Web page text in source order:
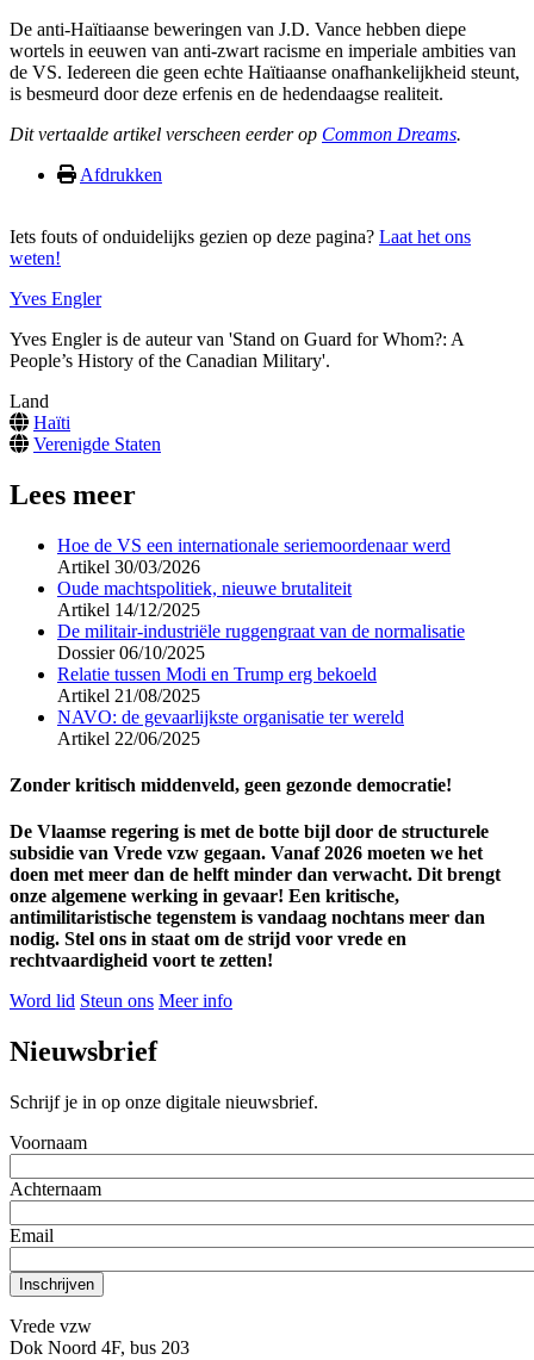
De anti-Haïtiaanse beweringen van J.D. Vance hebben diepe
wortels in eeuwen van anti-zwart racisme en imperiale ambities van
de VS. Iedereen die geen echte Haïtiaanse onafhankelijkheid steunt,
is besmeurd door deze erfenis en de hedendaagse realiteit.
Dit vertaalde artikel verscheen eerder op Common Dreams.
Afdrukken
Iets fouts of onduidelijks gezien op deze pagina? Laat het ons
weten!
Yves Engler
Yves Engler is de auteur van 'Stand on Guard for Whom?: A
People’s History of the Canadian Military'.
Land
Haïti
Verenigde Staten
Lees meer
Hoe de VS een internationale seriemoordenaar werd
Artikel 30/03/2026
Oude machtspolitiek, nieuwe brutaliteit
Artikel 14/12/2025
De militair-industriële ruggengraat van de normalisatie
Dossier 06/10/2025
Relatie tussen Modi en Trump erg bekoeld
Artikel 21/08/2025
NAVO: de gevaarlijkste organisatie ter wereld
Artikel 22/06/2025
Zonder kritisch middenveld, geen gezonde democratie!
De Vlaamse regering is met de botte bijl door de structurele
subsidie van Vrede vzw gegaan. Vanaf 2026 moeten we het
doen met meer dan de helft minder dan verwacht. Dit brengt
onze algemene werking in gevaar! Een kritische,
antimilitaristische tegenstem is vandaag nochtans meer dan
nodig. Stel ons in staat om de strijd voor vrede en
rechtvaardigheid voort te zetten!
Word lid Steun ons Meer info
Nieuwsbrief
Schrijf je in op onze digitale nieuwsbrief.
Voornaam
Achternaam
Email
Vrede vzw
Dok Noord 4F, bus 203